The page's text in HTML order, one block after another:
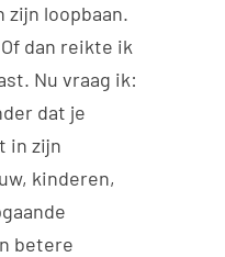
zijn loopbaan.
dan reikte ik
Nu vraag ik:
dat je
in zijn
kinderen,
betere